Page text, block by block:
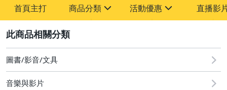
首頁主打 商品分類
其它
活動優惠
[全店] 粉絲專享
[全店] 週年慶
直播影
圖書/影音/文具
音樂與影片